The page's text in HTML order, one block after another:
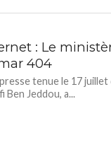
: Le
404
tenue le 17 juillet
Ben Jeddou, a...